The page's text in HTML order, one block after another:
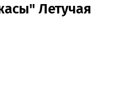
Летучая